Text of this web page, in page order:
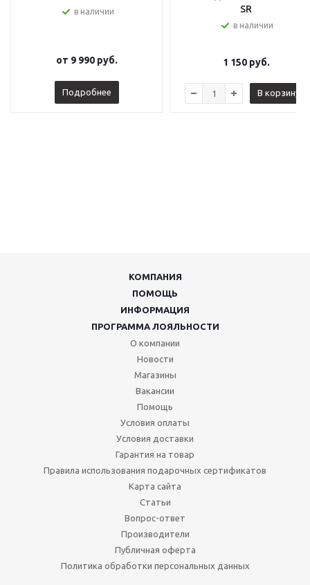
в наличии
от 9 990 руб.
Подробнее
SR
в наличии
1 150руб.
В корзину
КОМПАНИЯ
ПОМОЩЬ
ИНФОРМАЦИЯ
ПРОГРАММА ЛОЯЛЬНОСТИ
О компании
Новости
Магазины
Вакансии
Помощь
Условия оплаты
Условия доставки
Гарантия на товар
Правила использования подарочных сертификатов
Карта сайта
Статьи
Вопрос-ответ
Производители
Публичная оферта
Политика обработки персональных данных